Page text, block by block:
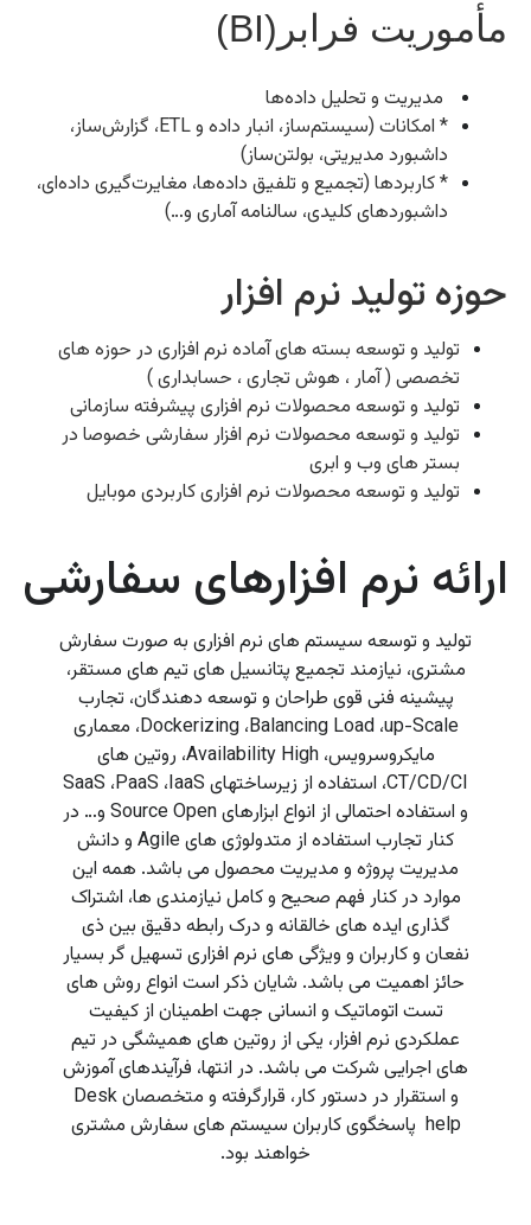
مأموریت فرابر (BI)
مدیریت و تحلیل داده‌ها
* امکانات (سیستم‌ساز، انبار داده و ETL، گزارش‌ساز،
داشبورد مدیریتی، بولتن‌ساز)
* کاربردها (تجمیع و تلفیق داده‌ها، مغایرت‌گیری داده‌ای،
داشبوردهای کلیدی، سالنامه آماری و…)
حوزه تولید نرم افزار
تولید و توسعه بسته های آماده نرم افزاری در حوزه های
تخصصی ( آمار ، هوش تجاری ، حسابداری )
تولید و توسعه محصولات نرم افزاری پیشرفته سازمانی
تولید و توسعه محصولات نرم افزار سفارشی خصوصا در
بستر های وب و ابری
تولید و توسعه محصولات نرم افزاری کاربردی موبایل
ارائه نرم افزارهای سفارشی
تولید و توسعه سیستم های نرم افزاری به صورت سفارش
مشتری، نیازمند تجمیع پتانسیل های تیم های مستقر،
پیشینه فنی قوی طراحان و توسعه دهندگان، تجارب
Dockerizing ،Balancing Load ،up-Scale، معماری
مایکروسرویس، Availability High، روتین های
CT/CD/CI، استفاده از زیرساختهای SaaS ،PaaS ،IaaS
و استفاده احتمالی از انواع ابزارهای Source Open و… در
کنار تجارب استفاده از متدولوژی های Agile و دانش
مدیریت پروژه و مدیریت محصول می باشد. همه این
موارد در کنار فهم صحیح و کامل نیازمندی ها، اشتراک
گذاری ایده های خالقانه و درک رابطه دقیق بین ذی
نفعان و کاربران و ویژگی های نرم افزاری تسهیل گر بسیار
حائز اهمیت می باشد. شایان ذکر است انواع روش های
تست اتوماتیک و انسانی جهت اطمینان از کیفیت
عملکردی نرم افزار، یکی از روتین های همیشگی در تیم
های اجرایی شرکت می باشد. در انتها، فرآیندهای آموزش
و استقرار در دستور کار، قرارگرفته و متخصصان Desk
help پاسخگوی کاربران سیستم های سفارش مشتری
خواهند بود.